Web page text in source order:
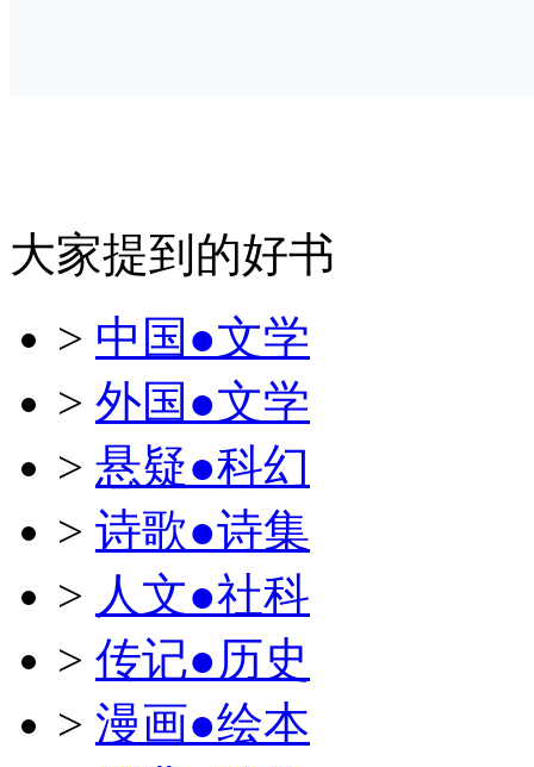
大家提到的好书
> 中国●文学
> 外国●文学
> 悬疑●科幻
> 诗歌●诗集
> 人文●社科
> 传记●历史
> 漫画●绘本